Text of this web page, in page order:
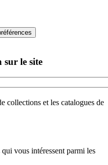
sur le site
collections et les catalogues de
vous intéressent parmi les